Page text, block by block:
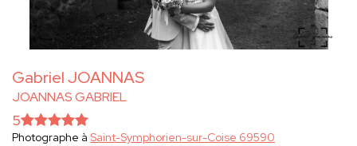
Gabriel JOANNAS
JOANNAS GABRIEL
5
Photographe à Saint-Symphorien-sur-Coise 69590